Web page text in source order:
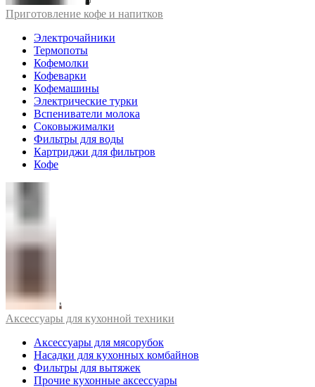
Приготовление кофе и напитков
Электрочайники
Термопоты
Кофемолки
Кофеварки
Кофемашины
Электрические турки
Вспениватели молока
Соковыжималки
Фильтры для воды
Картриджи для фильтров
Кофе
Аксессуары для кухонной техники
Аксессуары для мясорубок
Насадки для кухонных комбайнов
Фильтры для вытяжек
Прочие кухонные аксессуары